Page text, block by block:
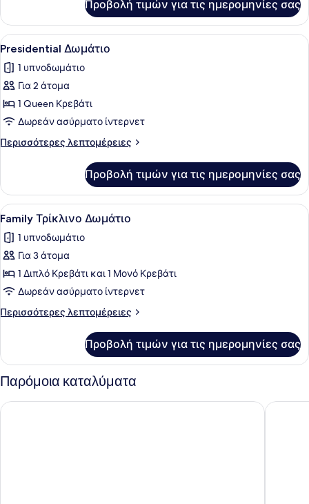
Διπλό
Κρεβάτι
Δωμάτιο
(Double),
1
Κρεβάτι
Προβολή τιμών για τις ημερομηνίες σας
Προβολή
όλων
των
φωτογραφιών
για
Presidential
Δωμάτιο
Presidential Δωμάτιο |
3
Presidential Δωμάτιο
1 υπνοδωμάτιο
Για 2 άτομα
1 Queen Κρεβάτι
Δωρεάν ασύρματο ίντερνετ
Περισσότερες λεπτομέρειες
Περισσότερες
Δωμάτιο
Προβολή τιμών για τις ημερομηνίες σας
Προβολή
όλων
των
φωτογραφιών
για
Family
Τρίκλινο
Δωμάτιο
Ένα δωμάτιο ξενοδοχείου με δύο
1
Family Τρίκλινο Δωμάτιο
1 υπνοδωμάτιο
Για 3 άτομα
1 Διπλό Κρεβάτι και 1 Μονό Κρεβάτι
Δωρεάν ασύρματο ίντερνετ
Περισσότερες λεπτομέρειες
Περισσότερες
Τρίκλινο
Δωμάτιο
Προβολή τιμών για τις ημερομηνίες σας
Παρόμοια καταλύματα
MARİNE VİEW HOTEL My